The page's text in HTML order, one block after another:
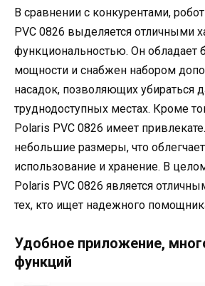
В сравнении с конкурентами,
PVC 0826 выделяется отличными
функциональностью. Он обладает
мощности и снабжен набором
насадок, позволяющих убираться
труднодоступных местах. Кроме
Polaris PVC 0826 имеет
небольшие размеры, что
использование и хранение. В
Polaris PVC 0826 является
тех, кто ищет надежного
Удобное приложение,
функций